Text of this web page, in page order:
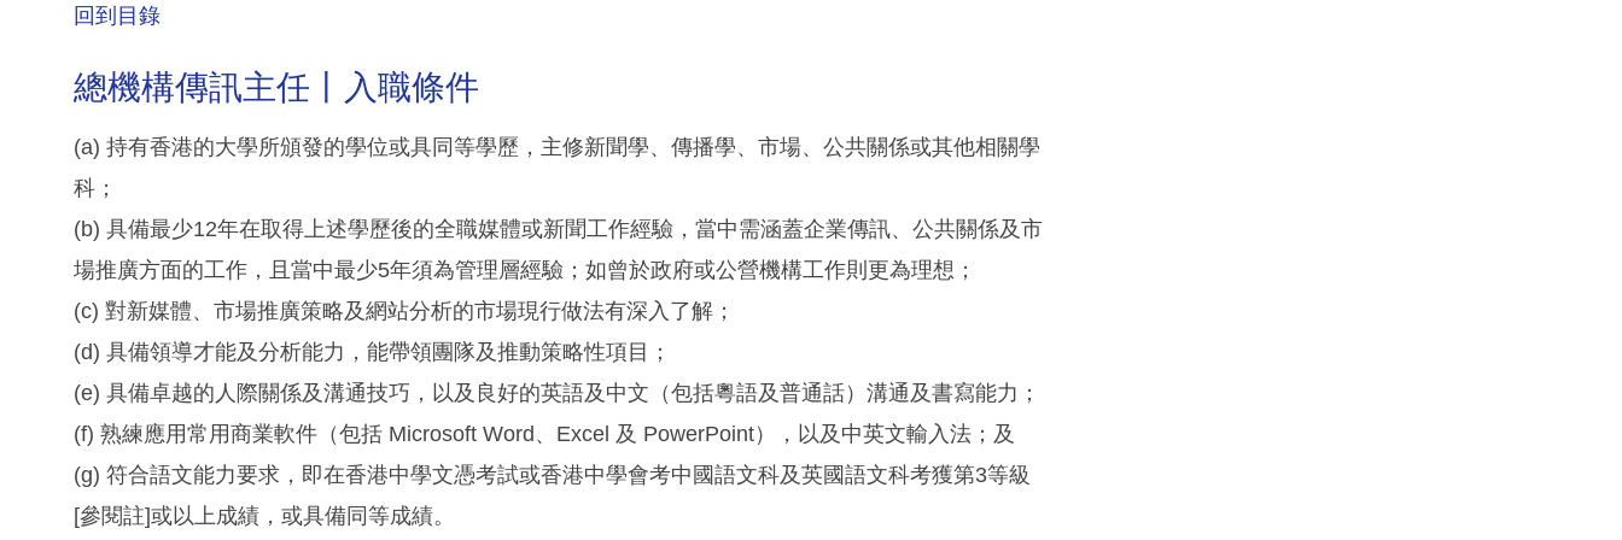
回到目錄
總機構傳訊主任丨入職條件
(a) 持有香港的大學所頒發的學位或具同等學歷，主修新聞學、傳播學、市場、公共關係或其他相關學
科；
(b) 具備最少12年在取得上述學歷後的全職媒體或新聞工作經驗，當中需涵蓋企業傳訊、公共關係及市
場推廣方面的工作，且當中最少5年須為管理層經驗；如曾於政府或公營機構工作則更為理想；
(c) 對新媒體、市場推廣策略及網站分析的市場現行做法有深入了解；
(d) 具備領導才能及分析能力，能帶領團隊及推動策略性項目；
(e) 具備卓越的人際關係及溝通技巧，以及良好的英語及中文（包括粵語及普通話）溝通及書寫能力；
(f) 熟練應用常用商業軟件（包括 Microsoft Word、Excel 及 PowerPoint），以及中英文輸入法；及
(g) 符合語文能力要求，即在香港中學文憑考試或香港中學會考中國語文科及英國語文科考獲第3等級
[參閱註]或以上成績，或具備同等成績。